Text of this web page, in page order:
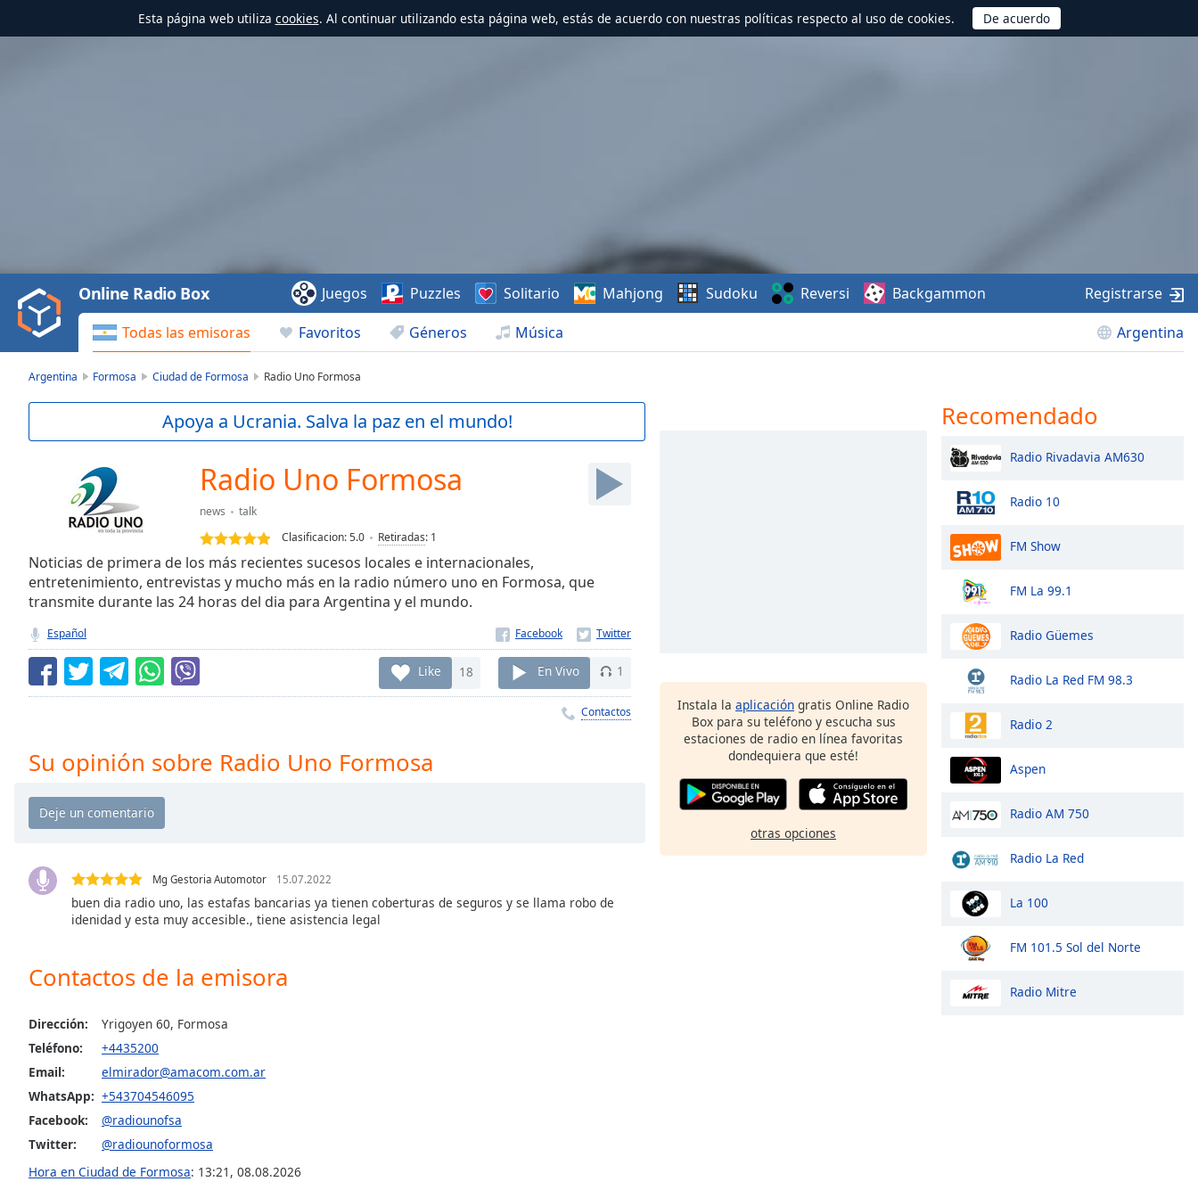
Esta página web utiliza cookies. Al continuar utilizando esta página web, estás de acuerdo con nuestras políticas respecto al uso de cookies.
Video
Play
Backward
Skip
Current
TypeLIVE
Seek to
live,
currently
LIVE
Remaining
Playback
Rate
Chapters
Descriptions
descriptions
Subtitles
subtitles
settings
opens
subtitles
settings
dialog
subtitles
off,
selected
Todas las emisoras Favoritos Géneros Música Argentina
Online Radio Box Juegos Puzzles Solitario Mahjong Sudoku Reversi Backgammon Registrarse
Argentina Formosa Ciudad de Formosa Radio Uno Formosa
Apoya a Ucrania. Salva la paz en el mundo!
Radio Uno Formosa
news
talk
Clasificacion:5.0 Retiradas: 1
Noticias de primera de los más recientes sucesos locales e internacionales,
entretenimiento, entrevistas y mucho más en la radio número uno en Formosa, que
transmite durante las 24 horas del dia para Argentina y el mundo.
Español
Like 18 En Vivo 1
Contactos
Su opinión sobre Radio Uno Formosa
Mg Gestoria Automotor 15.07.2022
buen dia radio uno, las estafas bancarias ya tienen coberturas de seguros y se llama robo de
idenidad y esta muy accesible., tiene asistencia legal
Contactos de la emisora
Dirección:
Yrigoyen 60, Formosa
Teléfono:
+4435200
Email:
elmirador@amacom.com.ar
WhatsApp: +543704546095
Facebook:
@radiounofsa
Twitter:
@radiounoformosa
Hora en Ciudad de Formosa: 13:21 , 08.08.2026
Instala la aplicación gratis Online Radio
Box para su teléfono y escucha sus
estaciones de radio en línea favoritas
dondequiera que esté!
otras opciones
Recomendado
Radio Rivadavia AM630
Radio 10
FM Show
FM La 99.1
Radio Güemes
Radio La Red FM 98.3
Radio 2
Aspen
Radio AM 750
Radio La Red
La 100
FM 101.5 Sol del Norte
Radio Mitre